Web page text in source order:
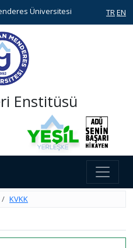
Üniversitesi TR EN
Enstitüsü
KVKK